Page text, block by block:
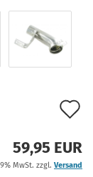
59,95 EUR
MwSt. zzgl. Versand